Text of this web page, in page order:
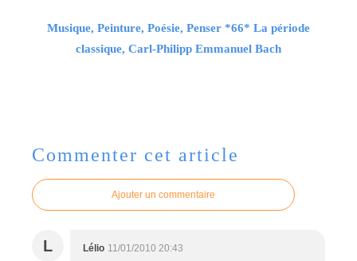
Musique, Peinture, Poésie, Penser *66* La période
classique, Carl-Philipp Emmanuel Bach
Commenter cet article
Ajouter un commentaire
L Lélio 11/01/2010 20:43